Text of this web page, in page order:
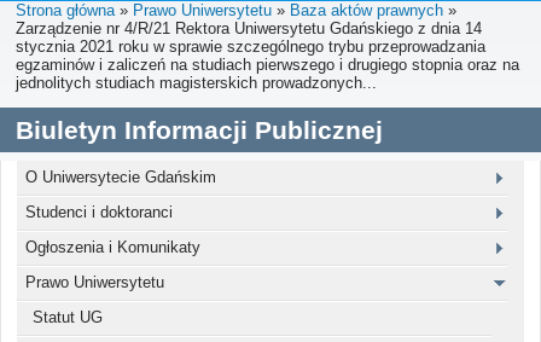
Strona główna» Prawo Uniwersytetu » Baza aktów prawnych »
Zarządzenie nr 4/R/21 Rektora Uniwersytetu Gdańskiego z dnia 14
stycznia 2021 roku w sprawie szczególnego trybu przeprowadzania
egzaminów i zaliczeń na studiach pierwszego i drugiego stopnia oraz na
jednolitych studiach magisterskich prowadzonych...
Biuletyn Informacji Publicznej
O Uniwersytecie Gdańskim
Studenci i doktoranci
Ogłoszenia i Komunikaty
Prawo Uniwersytetu
Statut UG